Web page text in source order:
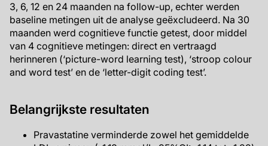
3, 6, 12 en 24 maanden na follow-up, echter werden
baseline metingen uit de analyse geëxcludeerd. Na 30
maanden werd cognitieve functie getest, door middel
van 4 cognitieve metingen: direct en vertraagd
herinneren (‘picture-word learning test), ‘stroop colour
and word test’ en de ‘letter-digit coding test’.
Belangrijkste resultaten
Pravastatine verminderde zowel het gemiddelde